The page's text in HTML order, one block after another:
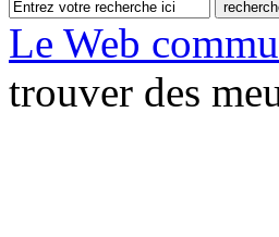
Le Web
trouver des